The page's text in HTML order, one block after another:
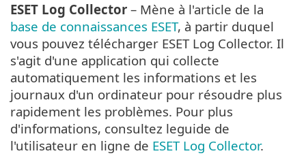
ESET Log Collector – Mène à l'article de la
base de connaissances ESET, à partir duquel
vous pouvez télécharger ESET Log Collector. Il
s'agit d'une application qui collecte
automatiquement les informations et les
journaux d'un ordinateur pour résoudre plus
rapidement les problèmes. Pour plus
d'informations, consultez leguide de
l'utilisateur en ligne de ESET Log Collector.